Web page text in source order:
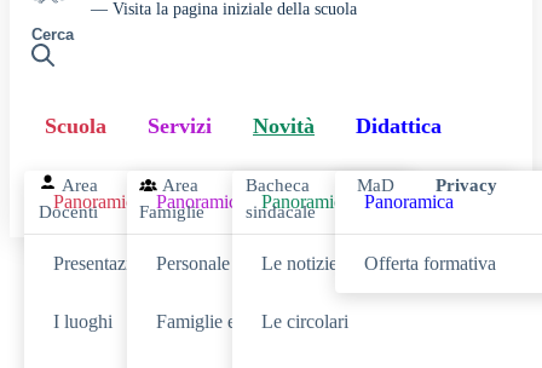
— Visita la pagina iniziale della scuola
Cerca
Scuola
Panoramica
Presentazione
I luoghi
Servizi
Panoramica
Personale scolastico
Famiglie e studenti
Novità
Panoramica
Le notizie
Le circolari
Didattica
Panoramica
Offerta formativa
Area
Docenti
Area
Famiglie
Bacheca
sindacale
MaD Privacy
Cerca